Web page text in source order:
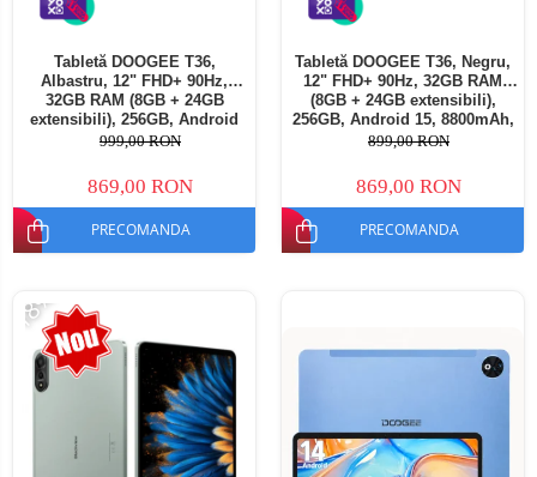
Tabletă DOOGEE T36,
Albastru, 12" FHD+ 90Hz,
32GB RAM (8GB + 24GB
extensibili), 256GB, Android
15, 8800mAh, Dual SIM
999,00 RON
869,00 RON
PRECOMANDA
Tabletă DOOGEE T36, Negru,
12" FHD+ 90Hz, 32GB RAM
(8GB + 24GB extensibili),
256GB, Android 15, 8800mAh,
Dual SIM
899,00 RON
869,00 RON
PRECOMANDA
-18%